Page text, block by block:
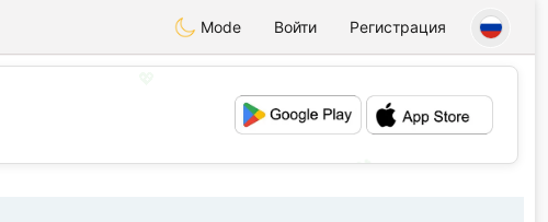
Mode Войти Регистрация
💕